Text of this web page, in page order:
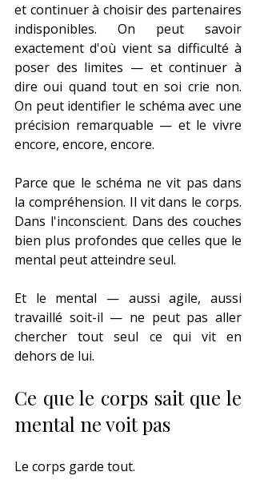
et continuer à choisir des partenaires
indisponibles. On peut savoir
exactement d'où vient sa difficulté à
poser des limites — et continuer à
dire oui quand tout en soi crie non.
On peut identifier le schéma avec une
précision remarquable — et le vivre
encore, encore, encore.
Parce que le schéma ne vit pas dans
la compréhension. Il vit dans le corps.
Dans l'inconscient. Dans des couches
bien plus profondes que celles que le
mental peut atteindre seul.
Et le mental — aussi agile, aussi
travaillé soit-il — ne peut pas aller
chercher tout seul ce qui vit en
dehors de lui.
Ce que le corps sait que le
mental ne voit pas
Le corps garde tout.